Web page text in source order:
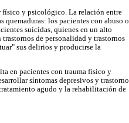
físico y psicológico. La relación entre
quemaduras: los pacientes con abuso o
suicidas, quienes en un alto
de personalidad y trastornos
sus delirios y producirse la
en pacientes con trauma físico y
síntomas depresivos y trastorno
agudo y la rehabilitación de